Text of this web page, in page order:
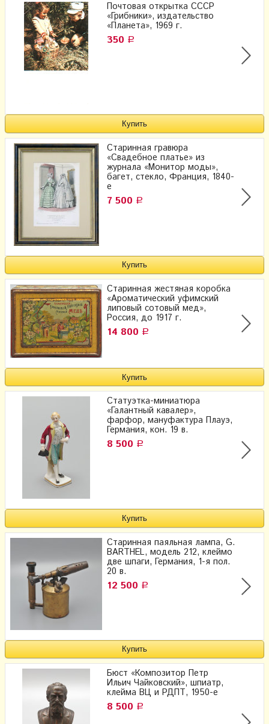
Почтовая открытка СССР
«Грибники», издательство
«Планета», 1969 г.
350 Р
Старинная гравюра
«Свадебное платье» из
журнала «Монитор моды»,
багет, стекло, Франция, 1840-
е
7 500 Р
Старинная жестяная коробка
«Ароматический уфимский
липовый сотовый мед»,
Россия, до 1917 г.
14 800 Р
Статуэтка-миниатюра
«Галантный кавалер»,
фарфор, мануфактура Плауэ,
Германия, кон. 19 в.
8 500 Р
Старинная паяльная лампа, G.
BARTHEL, модель 212, клеймо
две шпаги, Германия, 1-я пол.
20 в.
12 500 Р
Бюст «Композитор Петр
Ильич Чайковский», шпиатр,
клейма ВЦ и РДПТ, 1950-е
8 500 Р